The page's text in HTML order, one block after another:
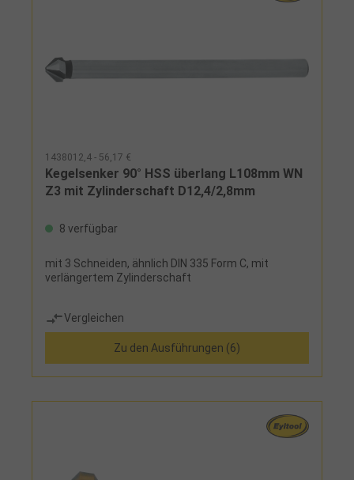
1438012,4 - 56,17 €
Kegelsenker 90° HSS überlang L108mm WN
Z3 mit Zylinderschaft D12,4/2,8mm
8 verfügbar
mit 3 Schneiden, ähnlich DIN 335 Form C, mit
verlängertem Zylinderschaft
Vergleichen
Zu den Ausführungen (6)